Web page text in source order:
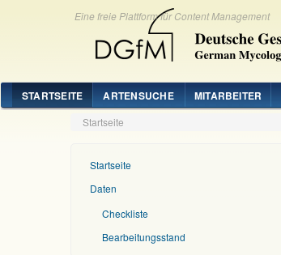
Eine freie Plattform für Content Management
STARTSEITE ARTENSUCHE MITARBEITER
Startseite
Startseite
Daten
Checkliste
Bearbeitungsstand